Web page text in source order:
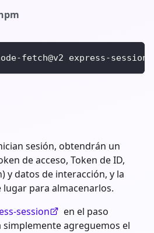
fetch@v2 express-session
sesión, obtendrán un
de acceso, Token de ID,
y datos de interacción, y la
lugar para almacenarlos.
session
en el paso
agreguemos el